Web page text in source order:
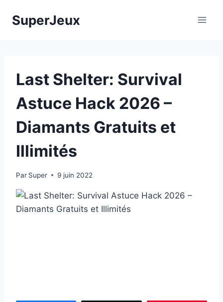
SuperJeux
Last Shelter: Survival
Astuce Hack 2026 –
Diamants Gratuits et
Illimités
Par Super 9 juin 2022